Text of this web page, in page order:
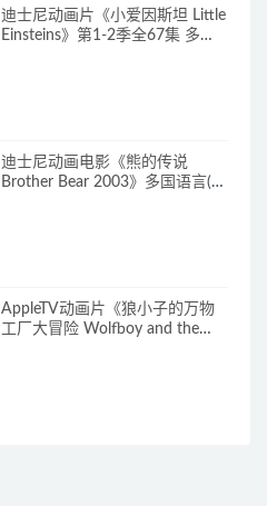
迪士尼动画片《小爱因斯坦 Little
Einsteins》第1-2季全67集 多国
迪士尼动画电影《熊的传说
Brother Bear 2003》多国语言(含
AppleTV动画片《狼小子的万物
工厂大冒险 Wolfboy and the